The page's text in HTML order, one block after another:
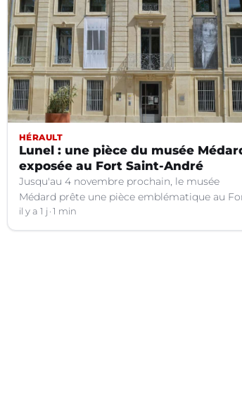
HÉRAULT
Lunel : une pièce du musée
exposée au Fort Saint-André
Jusqu'au 4 novembre prochain, le musée
Médard prête une pièce emblématique au
Saint-André à Villeneuve-lez-Avignon (Gard).
il y a 1 j 1 min